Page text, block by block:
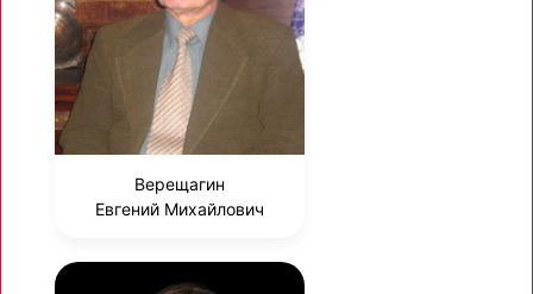
Верещагин
Евгений Михайлович